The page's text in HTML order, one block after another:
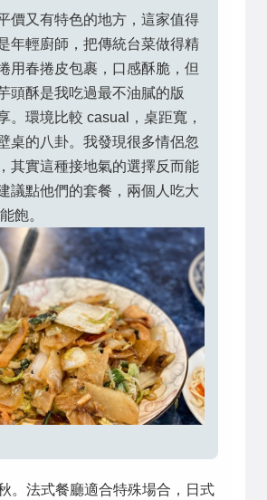
價又有特色的地方，這家值得
年輕廚師，把傳統台菜做得精
用春捲皮包裹，口感酥脆，但
頭酥是我吃過最不油膩的版
。環境比較 casual，桌距寬，
桌的八卦。我發現很多情侶忽
其實這種接地氣的選擇反而能
議點他們的套餐，兩個人吃大
飽。
。法式餐廳適合特殊場合，日式